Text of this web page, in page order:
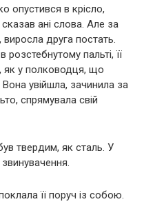
опустився в крісло,
ані слова. Але за
друга постать.
розстебнутому пальті, її
як у полководця, що
увійшла, зачинила за
спрямувала свій
твердим, як сталь. У
її поруч із собою.